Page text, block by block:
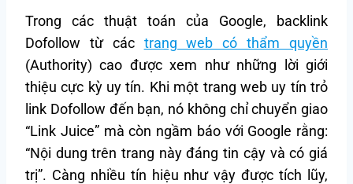
Trong các thuật toán của Google, backlink
Dofollow từ các trang web có thẩm quyền
(Authority) cao được xem như những lời giới
thiệu cực kỳ uy tín. Khi một trang web uy tín trỏ
link Dofollow đến bạn, nó không chỉ chuyển giao
“Link Juice” mà còn ngầm báo với Google rằng:
“Nội dung trên trang này đáng tin cậy và có giá
trị”. Càng nhiều tín hiệu như vậy được tích lũy,